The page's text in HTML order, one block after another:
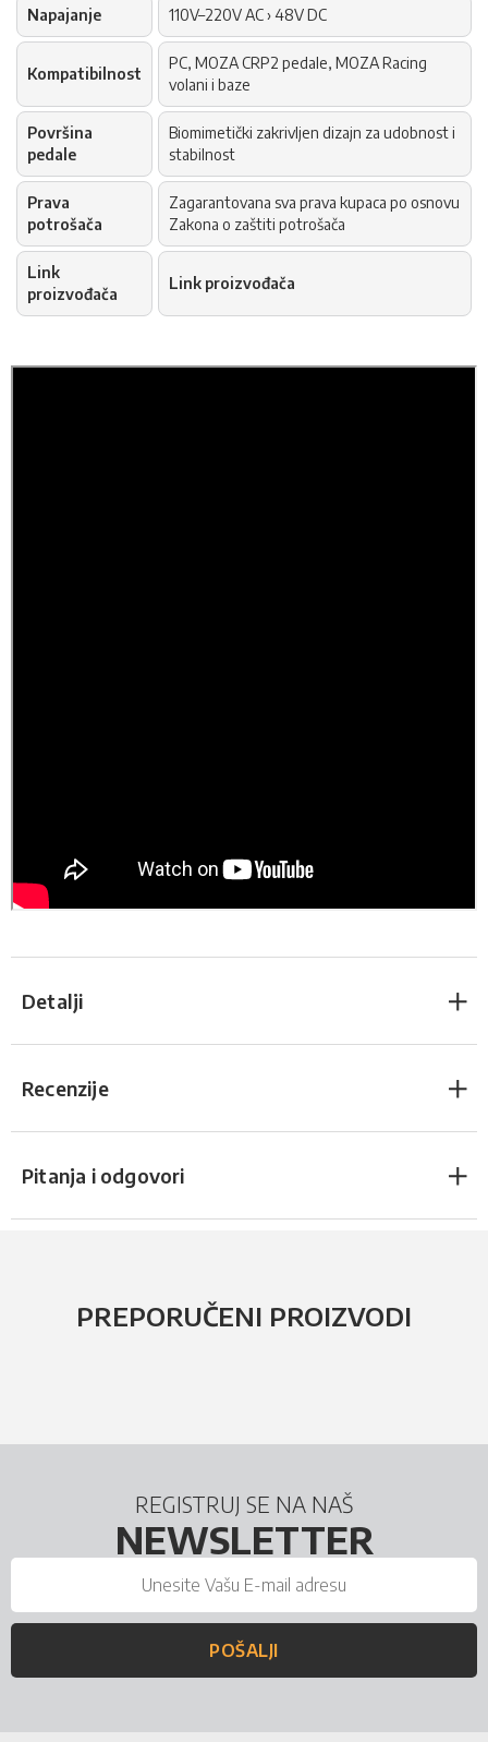
Napajanje 110V–220V AC › 48V DC
Kompatibilnost
PC, MOZA CRP2 pedale, MOZA Racing
volani i baze
Površina
pedale
Biomimetički zakrivljen dizajn za udobnost i
stabilnost
Prava
potrošača
Zagarantovana sva prava kupaca po osnovu
Zakona o zaštiti potrošača
Link
proizvođača
Link proizvođača
Detalji
Recenzije
Pitanja i odgovori
PREPORUČENI PROIZVODI
REGISTRUJ SE NA NAŠ
NEWSLETTER
POŠALJI